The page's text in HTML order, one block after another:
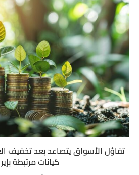
تفاؤل الأسواق يتصاعد بعد تخفيف
كيانات مرتبطة